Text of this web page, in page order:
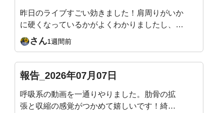
昨日のライブすごい効きました！肩周りがいか
に硬くなっているかがよくわかりましたし、自
分の体が雑巾のようにしぼられて、なかなか生
活の中ではない動きで痛快でした！またアーカ
さん1週間前
報告_2026年07月07日
呼吸系の動画を一通りやりました。肋骨の拡
張と収縮の感覚がつかめて嬉しいです！綺麗